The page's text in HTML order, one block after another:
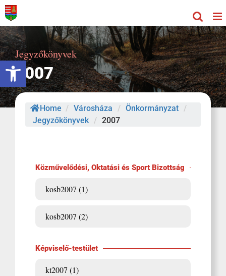
Eszköztár megnyitása
Kihagyás
Jegyzőkönyvek
2007
Home / Városháza / Önkormányzat /
Jegyzőkönyvek / 2007
Közművelődési, Oktatási és Sport Bizottság
kosb2007 (1)
kosb2007 (2)
Képviselő-testület
kt2007 (1)